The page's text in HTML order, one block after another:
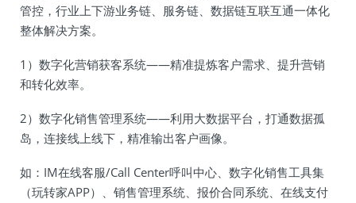
管控，行业上下游业务链、服务链、数据链互联互通一体化
整体解决方案。
1）数字化营销获客系统——精准提炼客户需求、提升营销
和转化效率。
2）数字化销售管理系统——利用大数据平台，打通数据孤
岛，连接线上线下，精准输出客户画像。
如：IM在线客服/Call Center呼叫中心、数字化销售工具集
（玩转家APP）、销售管理系统、报价合同系统、在线支付